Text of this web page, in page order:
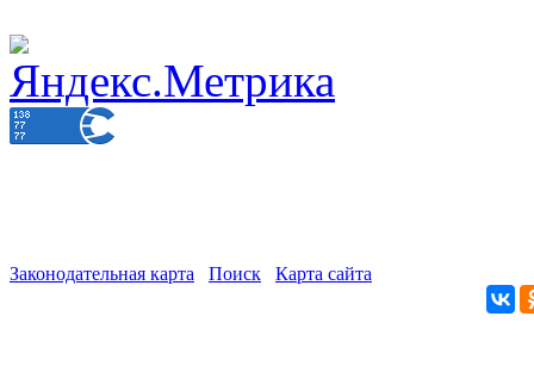
Законодательная карта Поиск Карта сайта